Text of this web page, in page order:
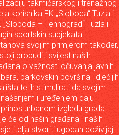
takmičarskog i trenažnog
korisnika FK „Sloboda“ Tuzla i
„Sloboda – Tehnograd“ Tuzla i
sportskih subjekata.
svojim primjerom također,
probuditi svijest naših
o važnosti očuvanja javnih
parkovskih površina i dječijih
te ih stimulirati da svojim
i uređenjem daju
urbanom izgledu grada
će od naših građana i naših
stvoriti ugodan doživljaj.